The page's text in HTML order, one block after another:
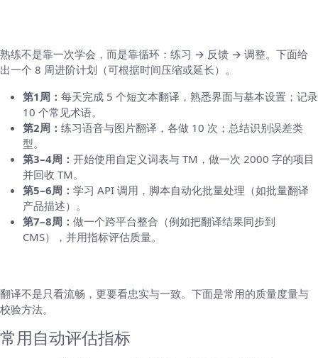
熟练不是靠一次学会，而是靠循环：练习 → 反馈 → 调整。下面给
出一个 8 周进阶计划（可根据时间压缩或延长）。
第1周： 每天完成 5 个短文本翻译，熟悉界面与基本设置；记录
10 个常见术语。
第2周： 练习语音与图片翻译，各做 10 次；总结识别误差类
型。
第3–4周： 开始使用自定义词表与 TM，做一次 2000 字的项目
并回收 TM。
第5–6周： 学习 API 调用，脚本自动化批量处理（如批量翻译
产品描述）。
第7–8周： 做一个跨平台整合（例如把翻译结果同步到
CMS），并用指标评估质量。
翻译不是只看流畅，更要看忠实与一致。下面是常用的质量度量与
校验方法。
常用自动评估指标